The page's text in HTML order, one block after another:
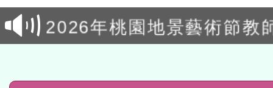
位及節水達人選拔活動」
市孔廟祈福系列活動—儒
航」
2026年桃園地景藝術節教
「2026桃園藝術巡演」活
宜
轉知教育部國民及學前教